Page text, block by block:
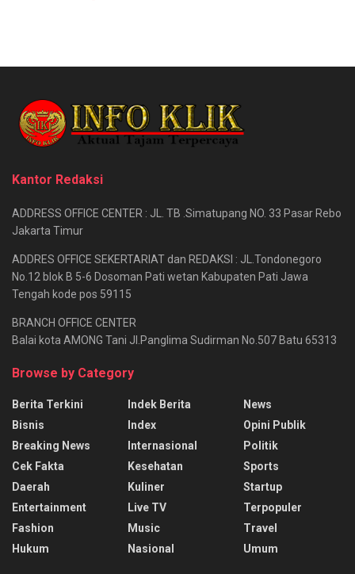
Kantor Redaksi
ADDRESS OFFICE CENTER : JL. TB .Simatupang NO. 33 Pasar Rebo
Jakarta Timur
ADDRES OFFICE SEKERTARIAT dan REDAKSI : JL.Tondonegoro
No.12 blok B 5-6 Dosoman Pati wetan Kabupaten Pati Jawa
Tengah kode pos 59115
BRANCH OFFICE CENTER
Balai kota AMONG Tani Jl.Panglima Sudirman No.507 Batu 65313
Browse by Category
Berita Terkini
Bisnis
Breaking News
Cek Fakta
Daerah
Entertainment
Fashion
Hukum
Indek Berita
Index
Internasional
Kesehatan
Kuliner
Live TV
Music
Nasional
News
Opini Publik
Politik
Sports
Startup
Terpopuler
Travel
Umum